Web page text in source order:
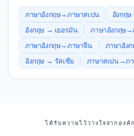
ภาษาอังกฤษ→ภาษาสเปน
อังกฤ
อังกฤษ → เยอรมัน
ภาษาอังกฤษ→
ภาษาอังกฤษ→ภาษาจีน
ภาษาอัง
อังกฤษ → รัสเซีย
ภาษาสเปน→ภ
พันธมิตรของเราได้รับความไว้วางใจจากอง